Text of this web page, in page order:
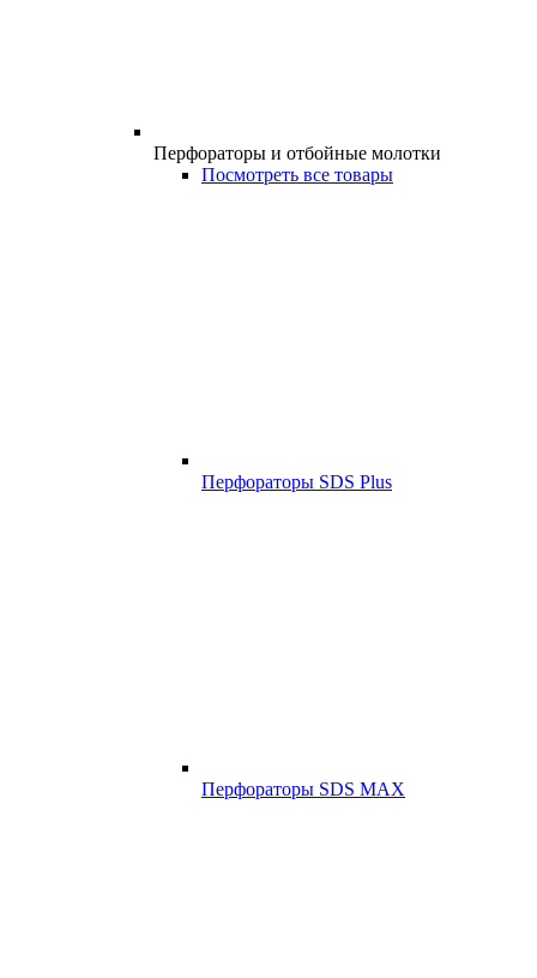
Перфораторы и отбойные молотки
Посмотреть все товары
Перфораторы SDS Plus
Перфораторы SDS MAX